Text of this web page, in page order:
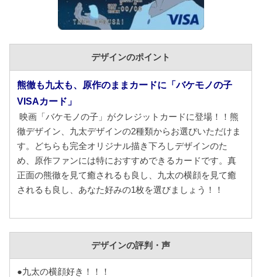
デザインのポイント
熊徹も九太も、原作のままカードに「バケモノの子
VISAカード」
映画「バケモノの子」がクレジットカードに登場！！熊
徹デザイン、九太デザインの2種類からお選びいただけま
す。どちらも完全オリジナル描き下ろしデザインのた
め、原作ファンには特におすすめできるカードです。真
正面の熊徹を見て癒されるも良し、九太の横顔を見て癒
されるも良し、あなた好みの1枚を選びましょう！！
デザインの評判・声
●九太の横顔好き！！！